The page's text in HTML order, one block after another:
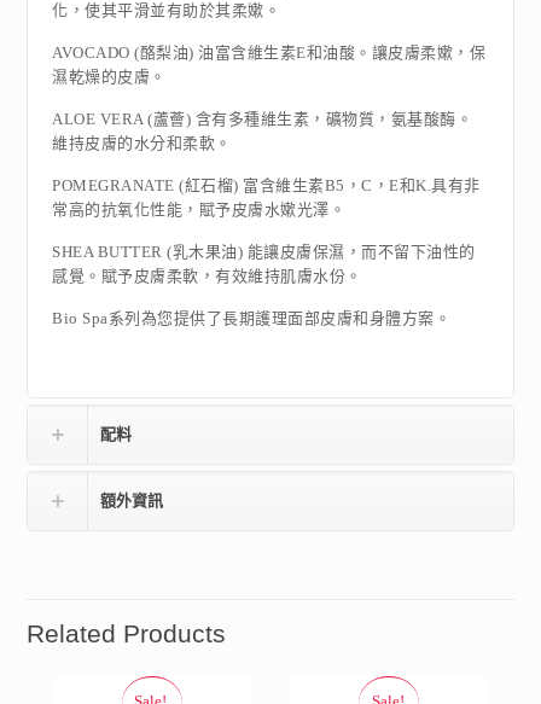
化，使其平滑並有助於其柔嫰。
AVOCADO (酪梨油) 油富含維生素E和油酸。讓皮膚柔嫰，保
濕乾燥的皮膚。
ALOE VERA (蘆薈) 含有多種維生素，礦物質，氨基酸酶。
維持皮膚的水分和柔軟。
POMEGRANATE (紅石榴) 富含維生素B5，C，E和K.具有非
常高的抗氧化性能，賦予皮膚水嫰光澤。
SHEA BUTTER (乳木果油) 能讓皮膚保濕，而不留下油性的
感覺。賦予皮膚柔軟，有效維持肌膚水份。
Bio Spa系列為您提供了長期護理面部皮膚和身體方案。
配料
額外資訊
Related Products